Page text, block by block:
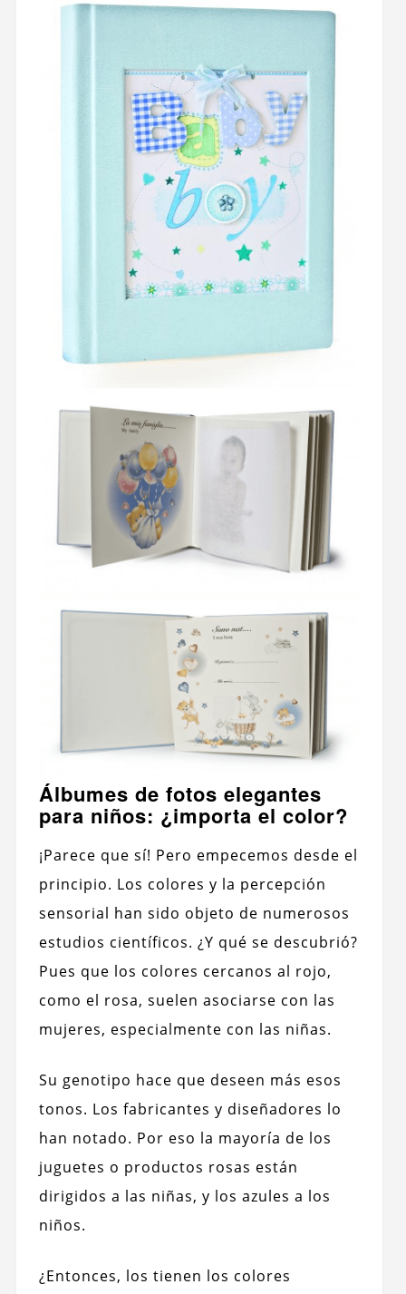
Álbumes de fotos elegantes
para niños: ¿importa el color?
¡Parece que sí! Pero empecemos desde el
principio. Los colores y la percepción
sensorial han sido objeto de numerosos
estudios científicos. ¿Y qué se descubrió?
Pues que los colores cercanos al rojo,
como el rosa, suelen asociarse con las
mujeres, especialmente con las niñas.
Su genotipo hace que deseen más esos
tonos. Los fabricantes y diseñadores lo
han notado. Por eso la mayoría de los
juguetes o productos rosas están
dirigidos a las niñas, y los azules a los
niños.
¿Entonces, los tienen los colores